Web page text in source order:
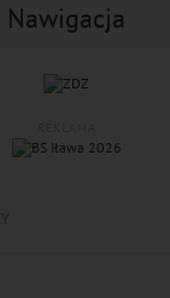
Nawigacja